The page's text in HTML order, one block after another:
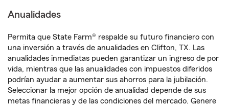
Anualidades
Permita que State Farm® respalde su futuro financiero con
una inversión a través de anualidades en Clifton, TX. Las
anualidades inmediatas pueden garantizar un ingreso de por
vida, mientras que las anualidades con impuestos diferidos
podrían ayudar a aumentar sus ahorros para la jubilación.
Seleccionar la mejor opción de anualidad depende de sus
metas financieras y de las condiciones del mercado. Genere